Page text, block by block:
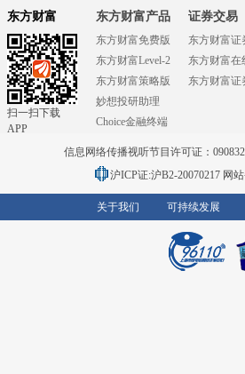
东方财富
扫一扫下载
APP
东方财富产品
东方财富免费版
东方财富Level-2
东方财富策略版
妙想投研助理
Choice金融终端
证券交易
东方财富证
东方财富在
东方财富证
信息网络传播视听节目许可证：
沪ICP证:沪B2-20070217 网
关于我们 可持续发展